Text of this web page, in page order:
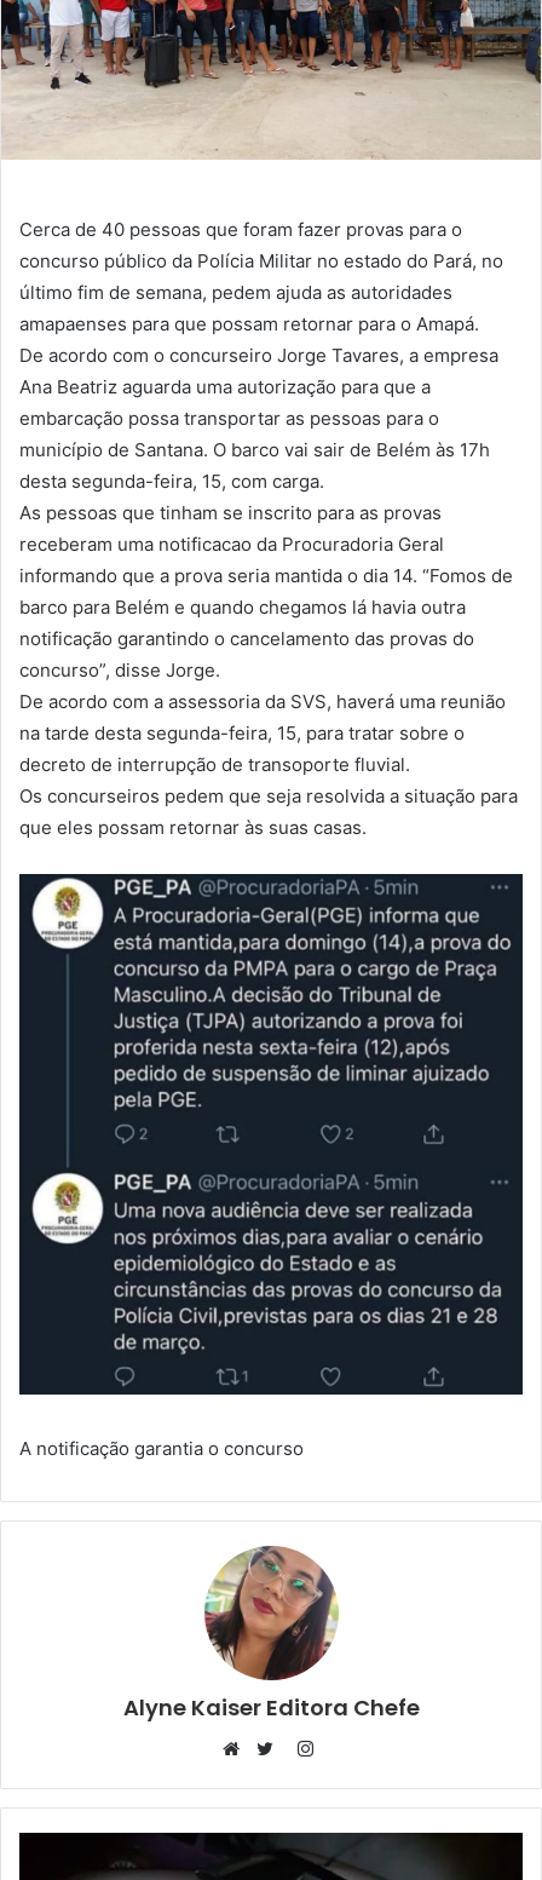
Cerca de 40 pessoas que foram fazer provas para o
concurso público da Polícia Militar no estado do Pará, no
último fim de semana, pedem ajuda as autoridades
amapaenses para que possam retornar para o Amapá.
De acordo com o concurseiro Jorge Tavares, a empresa
Ana Beatriz aguarda uma autorização para que a
embarcação possa transportar as pessoas para o
município de Santana. O barco vai sair de Belém às 17h
desta segunda-feira, 15, com carga.
As pessoas que tinham se inscrito para as provas
receberam uma notificacao da Procuradoria Geral
informando que a prova seria mantida o dia 14. “Fomos de
barco para Belém e quando chegamos lá havia outra
notificação garantindo o cancelamento das provas do
concurso”, disse Jorge.
De acordo com a assessoria da SVS, haverá uma reunião
na tarde desta segunda-feira, 15, para tratar sobre o
decreto de interrupção de transoporte fluvial.
Os concurseiros pedem que seja resolvida a situação para
que eles possam retornar às suas casas.
A notificação garantia o concurso
Alyne Kaiser Editora Chefe
Instagram